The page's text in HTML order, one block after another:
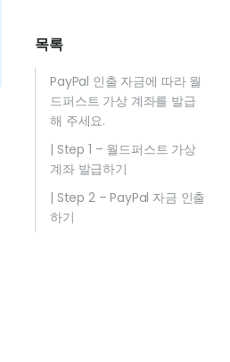
목록
PayPal 인출 자금에 따라 월
드퍼스트 가상 계좌를 발급
해 주세요.
| Step 1 – 월드퍼스트 가상
계좌 발급하기
| Step 2 – PayPal 자금 인출
하기